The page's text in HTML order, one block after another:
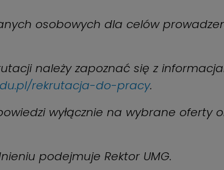
osobowych dla celów
należy zapoznać się z
rekrutacja-do-pracy.
wyłącznie na wybrane oferty
podejmuje Rektor UMG.